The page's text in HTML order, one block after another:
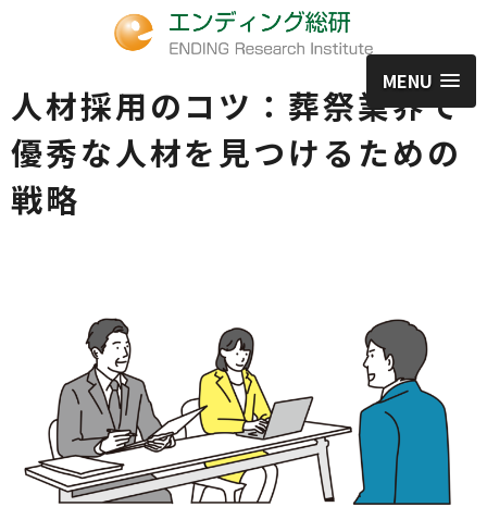
MENU
人材採用のコツ：葬祭業界で
優秀な人材を見つけるための
戦略